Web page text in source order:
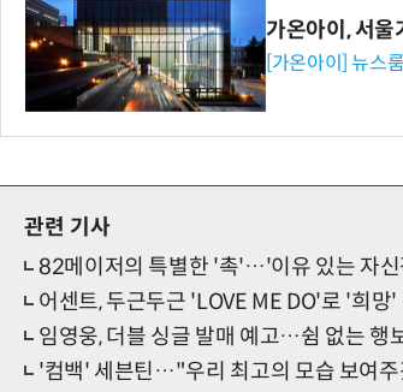
가온아이, 서울
[가온아이] 뉴스
관련 기사
82메이저의 특별한 '촉'…'이유 있는 자신
어센트, 두근두근 'LOVE ME DO'로 '희망'
임영웅, 더블 싱글 발매 예고…쉼 없는 행
'컴백' 세븐틴…"우리 최고의 모습 보여